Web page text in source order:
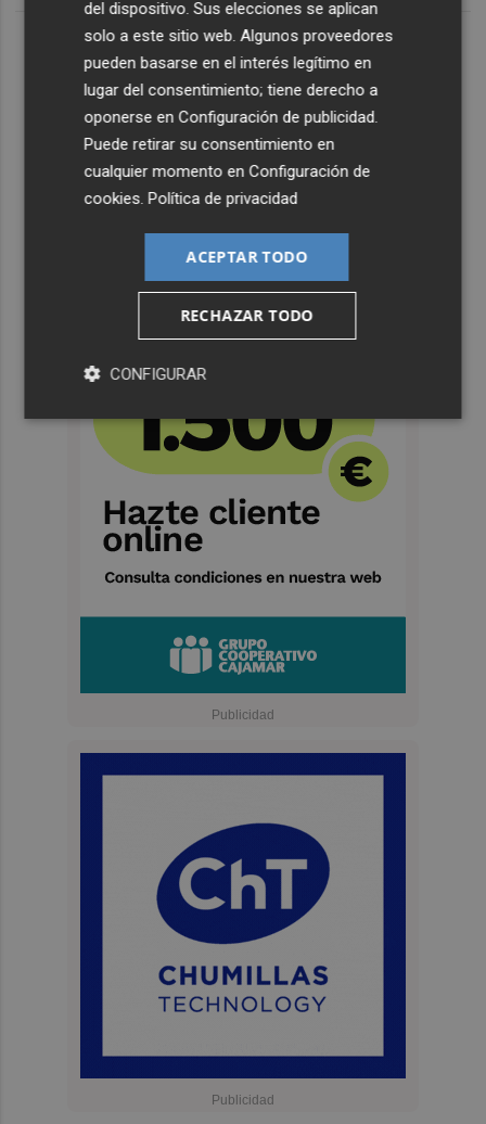
del dispositivo. Sus elecciones se aplican
solo a este sitio web. Algunos proveedores
pueden basarse en el interés legítimo en
lugar del consentimiento; tiene derecho a
oponerse enConfiguración de publicidad
Puede retirar su consentimiento en
cualquier momento enConfiguración de
cookies .Política de privacidad
ACEPTAR TODO
RECHAZAR TODO
CONFIGURAR